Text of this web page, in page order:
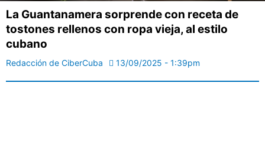
La Guantanamera sorprende con receta de
tostones rellenos con ropa vieja, al estilo
cubano
Redacción de CiberCuba 13/09/2025 - 1:39pm